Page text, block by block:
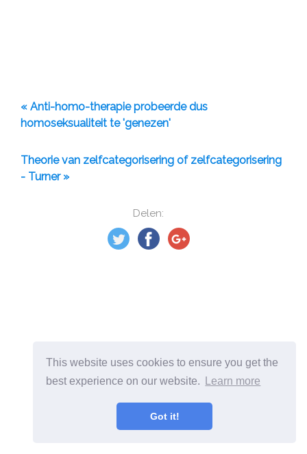
This website uses cookies to ensure you get the
best experience on our website.
Learn more
Got it!
Delen:
« Anti-homo-therapie probeerde dus
homoseksualiteit te 'genezen'
Theorie van zelfcategorisering of zelfcategorisering
- Turner »